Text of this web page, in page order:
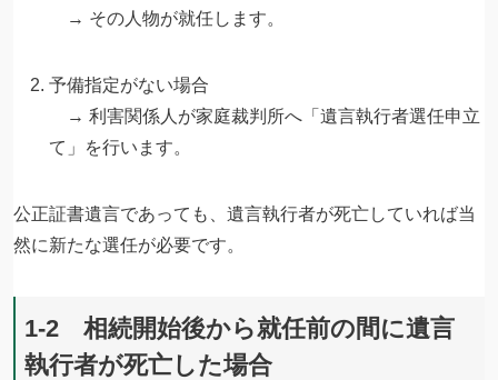
→ その人物が就任します。
予備指定がない場合
→ 利害関係人が家庭裁判所へ「遺言執行者選任申立
て」を行います。
公正証書遺言であっても、遺言執行者が死亡していれば当
然に新たな選任が必要です。
1-2 相続開始後から就任前の間に遺言
執行者が死亡した場合